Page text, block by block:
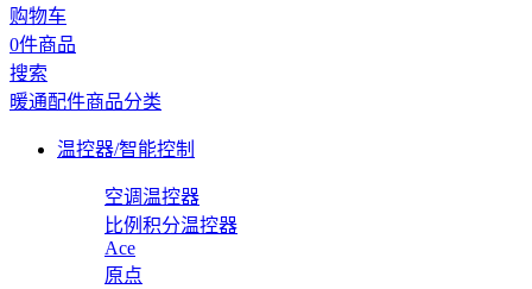
购物车
0件商品
搜索
暖通配件商品分类
温控器/智能控制
空调温控器
比例积分温控器
Ace
原点